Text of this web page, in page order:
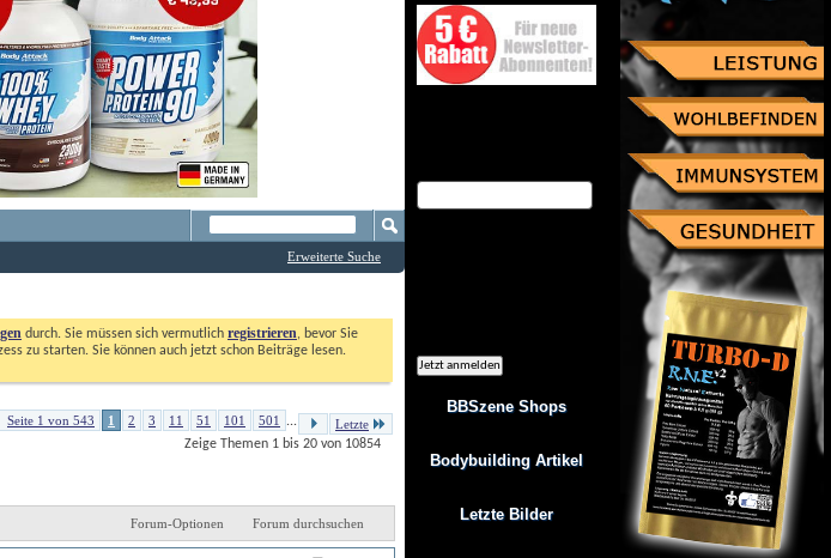
Erweiterte Suche
durch. Sie müssen sich vermutlich registrieren, bevor Sie
zu starten. Sie können auch jetzt schon Beiträge lesen.
Seite 1 von 543 1 2 3 11 51 101 501 ...
Letzte
Zeige Themen 1 bis 20 von 10854
Forum-Optionen Forum durchsuchen
BBSzene Shops
Bodybuilding Artikel
Letzte Bilder